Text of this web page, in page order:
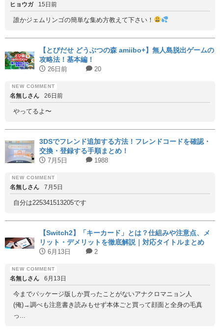
ヒョウガ 15日前
誰かジェムリンゴの簡単な集め方教えて下さい！
【とびだせ どうぶつの森 amiibo+】無人島脱出ゲームの
攻略法！基本編！
26日前 20
名無しさん 26日前
やってるよ〜
3DSでフレンド追加する方法！フレンドコードを確認・
交換・登録する手順まとめ！
7月5日 1988
名無しさん 7月5日
自分は225341513205です
【Switch2】「キーカード」とは？仕組みや注意点、メ
リット・デメリットを徹底解説｜対応タイトルまとめ
6月13日 2
名無しさん 6月13日
今までパッケージ版しか買ったことがないアナクロマニョン人
(俺)→調べも注意書き読みもせず本体ごと買って顔面と全身の毛真
っ...